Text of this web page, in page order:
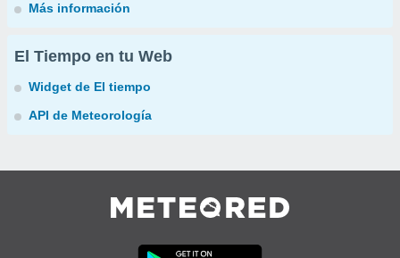
Más información
El Tiempo en tu Web
Widget de El tiempo
API de Meteorología